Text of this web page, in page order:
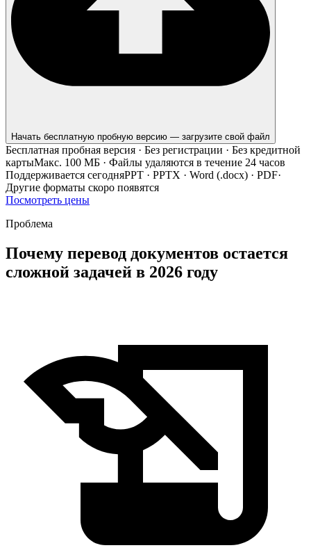
Начать бесплатную пробную версию — загрузите свой файл
Бесплатная пробная версия · Без регистрации · Без кредитной
картыМакс. 100 МБ · Файлы удаляются в течение 24 часов
Поддерживается сегодняPPT · PPTX · Word (.docx) · PDF·
Другие форматы скоро появятся
Посмотреть цены
Проблема
Почему перевод документов остается
сложной задачей в 2026 году